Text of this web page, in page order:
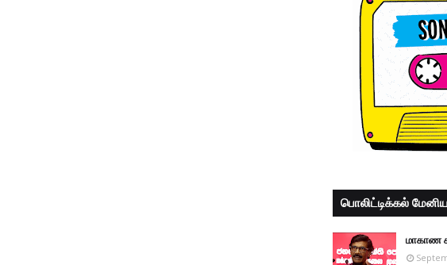
பொலிட்டிக்கல்
மாகாண